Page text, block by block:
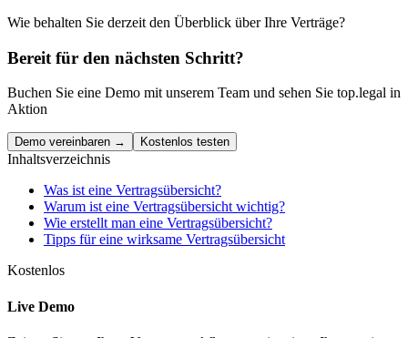
Wie behalten Sie derzeit den Überblick über Ihre Verträge?
Bereit für den nächsten Schritt?
Buchen Sie eine Demo mit unserem Team und sehen Sie top.legal in
Aktion
Demo vereinbaren → Kostenlos testen
Inhaltsverzeichnis
Was ist eine Vertragsübersicht?
Warum ist eine Vertragsübersicht wichtig?
Wie erstellt man eine Vertragsübersicht?
Tipps für eine wirksame Vertragsübersicht
Kostenlos
Live Demo